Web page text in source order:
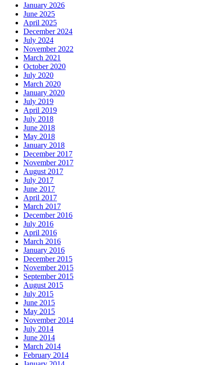
January 2026
June 2025
April 2025
December 2024
July 2024
November 2022
March 2021
October 2020
July 2020
March 2020
January 2020
July 2019
April 2019
July 2018
June 2018
May 2018
January 2018
December 2017
November 2017
August 2017
July 2017
June 2017
April 2017
March 2017
December 2016
July 2016
April 2016
March 2016
January 2016
December 2015
November 2015
September 2015
August 2015
July 2015
June 2015
May 2015
November 2014
July 2014
June 2014
March 2014
February 2014